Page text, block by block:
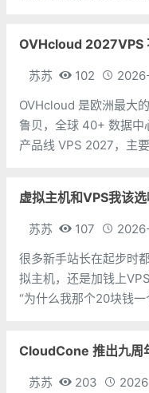
OVHcloud 2027VPS
苏苏 102
OVHcloud 是欧洲最大
鲁贝，全球 40+ 数据中
产品线 VPS 2027，主
苏苏 107
很多新手站长在起步时
拟主机，还是加钱上
“为什么我那个20块钱
拟主机，就像你租了一
CloudCone 推出九周
苏苏 203